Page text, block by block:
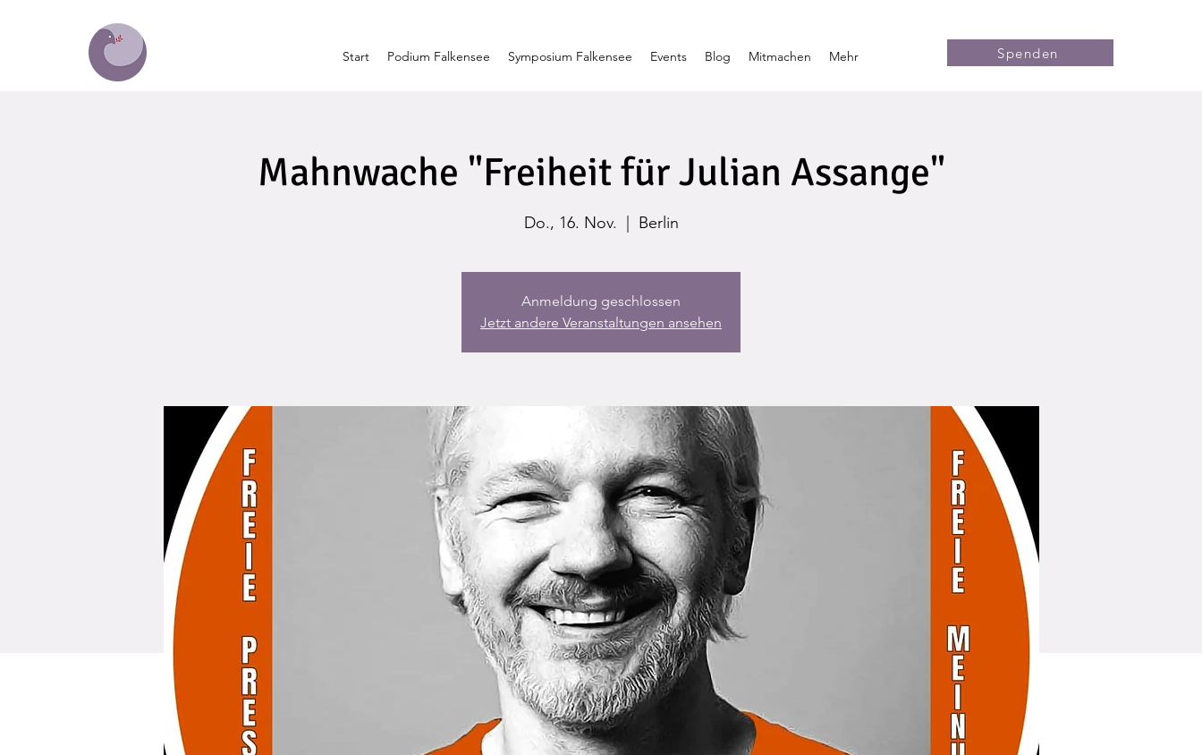
Start Podium Falkensee Symposium Falkensee Events Blog Mitmachen Mehr Spenden
Mahnwache "Freiheit für Julian Assange"
Do., 16. Nov.
  |
Berlin
Anmeldung geschlossen
Jetzt andere Veranstaltungen ansehen